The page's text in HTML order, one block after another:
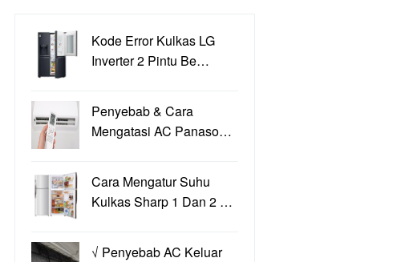
Kode Error Kulkas LG
Inverter 2 Pintu Be…
Penyebab & Cara
Mengatasi AC Panaso…
Cara Mengatur Suhu
Kulkas Sharp 1 Dan 2 …
√ Penyebab AC Keluar